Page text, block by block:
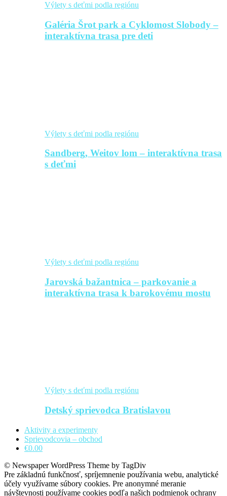
Výlety s deťmi podla regiónu
Galéria Šrot park a Cyklomost Slobody –
interaktívna trasa pre deti
Výlety s deťmi podla regiónu
Sandberg, Weitov lom – interaktívna trasa
s deťmi
Výlety s deťmi podla regiónu
Jarovská bažantnica – parkovanie a
interaktívna trasa k barokovému mostu
Výlety s deťmi podla regiónu
Detský sprievodca Bratislavou
Aktivity a experimenty
Sprievodcovia – obchod
€0.00
© Newspaper WordPress Theme by TagDiv
Pre základnú funkčnosť, spríjemnenie používania webu, analytické
účely využívame súbory cookies. Pre anonymné meranie
návštevnosti používame cookies podľa našich podmienok ochrany